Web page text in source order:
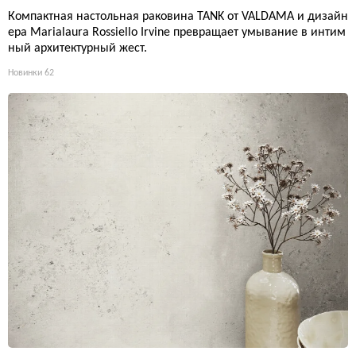
Компактная настольная раковина TANK от VALDAMA и дизайн
ера Marialaura Rossiello Irvine превращает умывание в интим
ный архитектурный жест.
Новинки 62